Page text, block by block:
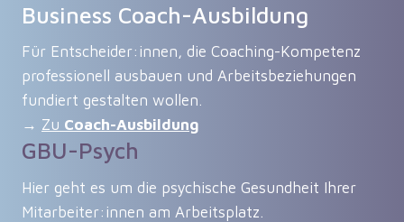
Business Coach-Ausbildung
Für Entscheider:innen, die Coaching-Kompetenz
professionell ausbauen und Arbeitsbeziehungen
fundiert gestalten wollen.
→ Zu Coach-Ausbildung
GBU-Psych
Hier geht es um die psychische Gesundheit Ihrer
Mitarbeiter:innen am Arbeitsplatz.